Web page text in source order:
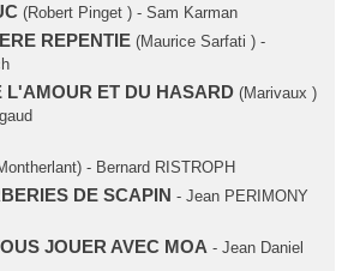
(Robert Pinget ) - Sam Karman
REPENTIE (Maurice Sarfati ) -
L'AMOUR ET DU HASARD (Marivaux )
- Bernard RISTROPH
DE SCAPIN - Jean PERIMONY
JOUER AVEC MOA - Jean Daniel